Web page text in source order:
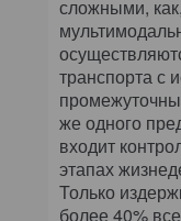
сложными,
транспорта с
же одного
входит
этапах
Только
более 40%